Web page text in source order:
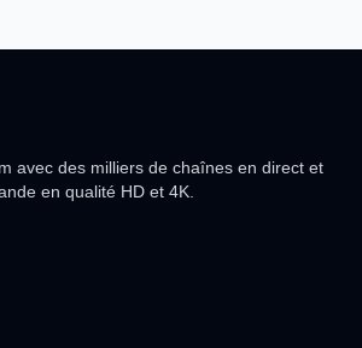
avec des milliers de chaînes en direct et
en qualité HD et 4K.